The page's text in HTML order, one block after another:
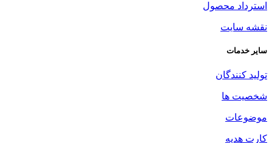
استرداد محصول
نقشه سایت
سایر خدمات
تولید کنندگان
شخصیت ها
موضوعات
کارت هدیه